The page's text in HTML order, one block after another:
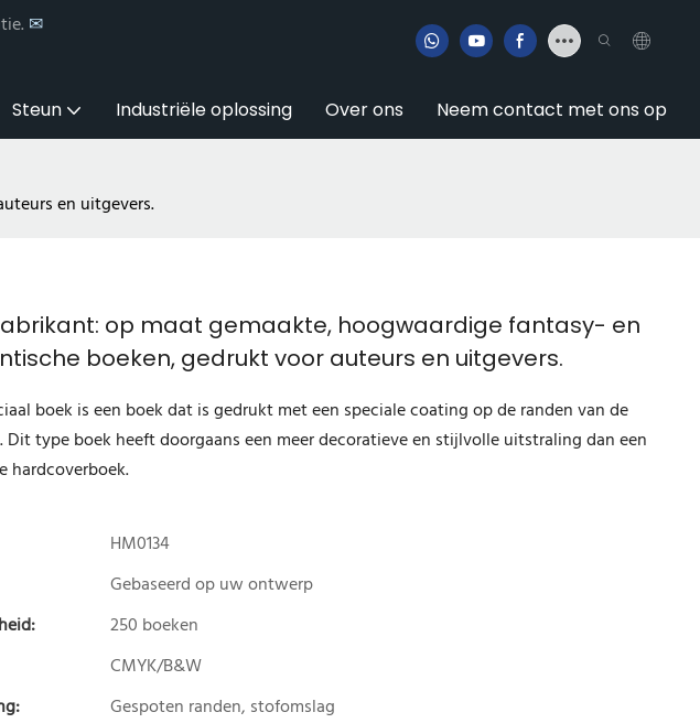
✉
Steun Industriële oplossing Over ons Neem contact met ons op
en uitgevers.
op maat gemaakte, hoogwaardige fantasy- en
boeken, gedrukt voor auteurs en uitgevers.
boek is een boek dat is gedrukt met een speciale coating op de randen van de
Dit type boek heeft doorgaans een meer decoratieve en stijlvolle uitstraling dan een
hardcoverboek.
HM0134
Gebaseerd op uw ontwerp
250 boeken
CMYK/B&W
Gespoten randen, stofomslag